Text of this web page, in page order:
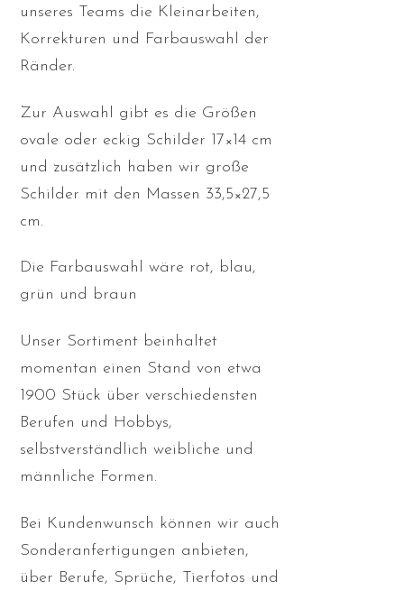
unseres Teams die Kleinarbeiten,
Korrekturen und Farbauswahl der
Ränder.
Zur Auswahl gibt es die Größen
ovale oder eckig Schilder 17×14 cm
und zusätzlich haben wir große
Schilder mit den Massen 33,5×27,5
cm.
Die Farbauswahl wäre rot, blau,
grün und braun
Unser Sortiment beinhaltet
momentan einen Stand von etwa
1900 Stück über verschiedensten
Berufen und Hobbys,
selbstverständlich weibliche und
männliche Formen.
Bei Kundenwunsch können wir auch
Sonderanfertigungen anbieten,
über Berufe, Sprüche, Tierfotos und